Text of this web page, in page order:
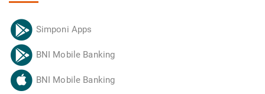
Simponi Apps
BNI Mobile Banking
BNI Mobile Banking